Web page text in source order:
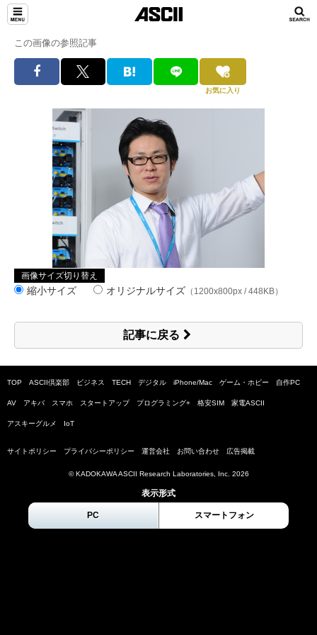
この画像の参照記事
お気に入り
画像サイズ切り替え
縮小サイズ オリジナルサイズ （1200x800px / 448KB）
記事に戻る
TOP ASCII倶楽部 ビジネス TECH デジタル iPhone/Mac ゲーム・ホビー 自作PC
AV アキバ スマホ スタートアップ プログラミング+ 格安SIM 家電ASCII
アスキーグルメ IoT
サイトポリシー プライバシーポリシー 運営会社 お問い合わせ 広告掲載
© KADOKAWA ASCII Research Laboratories, Inc. 2026
表示形式
PC スマートフォン